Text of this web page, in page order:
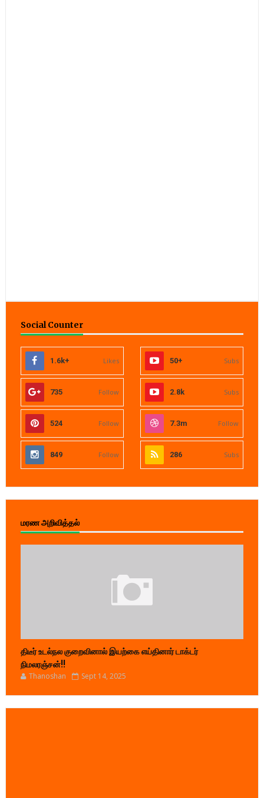
Social Counter
1.6k+ Likes 50+ Subs
735 Follow 2.8k Subs
524 Follow 7.3m Follow
849 Follow 286 Subs
மரண அறிவித்தல்
திடீர் உடல்நல குறைவினால் இயற்கை எய்தினார் டாக்டர்
நிமலரஞ்சன்!!
Thanoshan Sept 14, 2025